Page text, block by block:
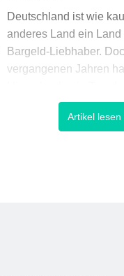
Deutschland ist wie
anderes Land ein Land
Bargeld-Liebhaber.
vergangenen Jahren
fortentwickelt, der vor
neu aufkommender
Artikel lesen